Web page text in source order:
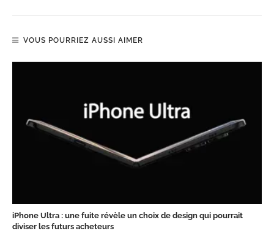
VOUS POURRIEZ AUSSI AIMER
iPhone Ultra : une fuite révèle un choix de design qui pourrait
diviser les futurs acheteurs